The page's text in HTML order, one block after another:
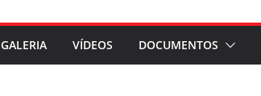
GALERIA VÍDEOS DOCUMENTOS